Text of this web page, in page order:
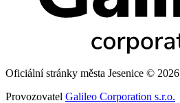
Oficiální stránky města Jesenice © 2026
Provozovatel Galileo Corporation s.r.o.